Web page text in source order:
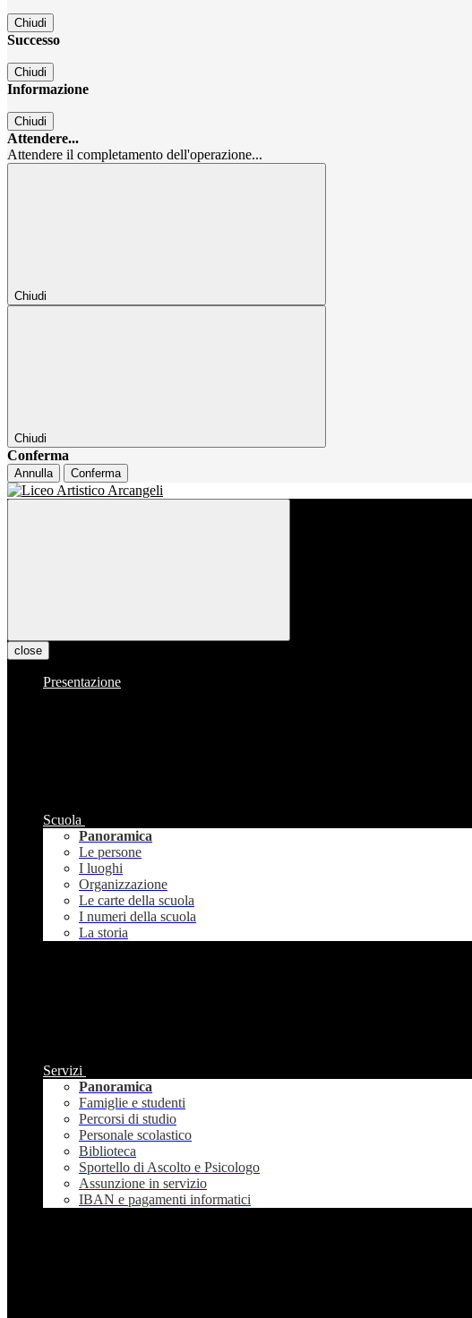
Chiudi
Successo
Chiudi
Informazione
Chiudi
Attendere...
Attendere il completamento dell'operazione...
Chiudi
Chiudi
Conferma
Annulla Conferma
close
Presentazione
Scuola
Panoramica
Le persone
I luoghi
Organizzazione
Le carte della scuola
I numeri della scuola
La storia
Servizi
Panoramica
Famiglie e studenti
Percorsi di studio
Personale scolastico
Biblioteca
Sportello di Ascolto e Psicologo
Assunzione in servizio
IBAN e pagamenti informatici